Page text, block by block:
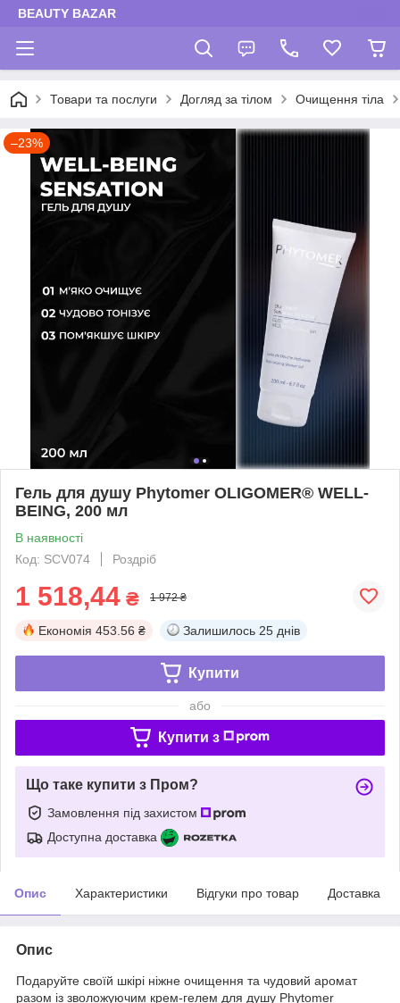
BEAUTY BAZAR
Товари та послуги Догляд за тілом Очищення тіла
–23%
Гель для душу Phytomer OLIGOMER® WELL-
BEING, 200 мл
В наявності
Код: SCV074
Роздріб
1 518,44 ₴ 1 972 ₴
Економія 453.56 ₴ Залишилось 25 днів
Купити
або
Купити з
Що таке купити з Пром?
Замовлення під захистом
Доступна доставка
Опис Характеристики Відгуки про товар Доставка
Опис
Подаруйте своїй шкірі ніжне очищення та чудовий аромат
разом із зволожуючим крем-гелем для душу Phytomer